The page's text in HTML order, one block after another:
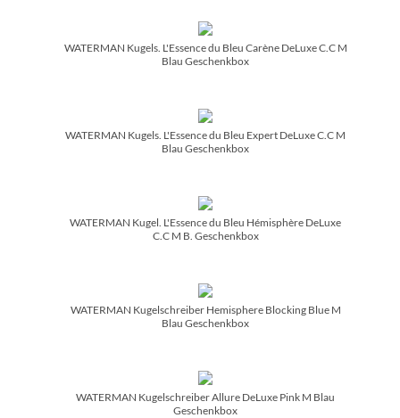
WATERMAN Kugels. L'Essence du Bleu Carène DeLuxe C.C M
Blau Geschenkbox
WATERMAN Kugels. L'Essence du Bleu Expert DeLuxe C.C M
Blau Geschenkbox
WATERMAN Kugel. L'Essence du Bleu Hémisphère DeLuxe
C.C M B. Geschenkbox
WATERMAN Kugelschreiber Hemisphere Blocking Blue M
Blau Geschenkbox
WATERMAN Kugelschreiber Allure DeLuxe Pink M Blau
Geschenkbox